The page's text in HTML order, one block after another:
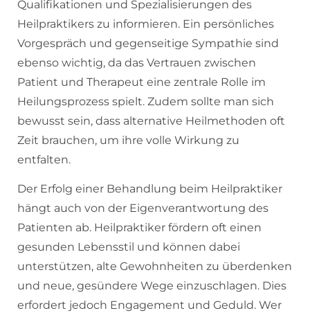
Qualifikationen und Spezialisierungen des
Heilpraktikers zu informieren. Ein persönliches
Vorgespräch und gegenseitige Sympathie sind
ebenso wichtig, da das Vertrauen zwischen
Patient und Therapeut eine zentrale Rolle im
Heilungsprozess spielt. Zudem sollte man sich
bewusst sein, dass alternative Heilmethoden oft
Zeit brauchen, um ihre volle Wirkung zu
entfalten.
Der Erfolg einer Behandlung beim Heilpraktiker
hängt auch von der Eigenverantwortung des
Patienten ab. Heilpraktiker fördern oft einen
gesunden Lebensstil und können dabei
unterstützen, alte Gewohnheiten zu überdenken
und neue, gesündere Wege einzuschlagen. Dies
erfordert jedoch Engagement und Geduld. Wer